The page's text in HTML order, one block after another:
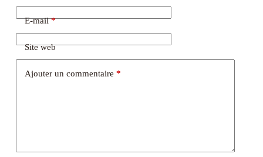
E-mail*
Site web
Ajouter un commentaire *